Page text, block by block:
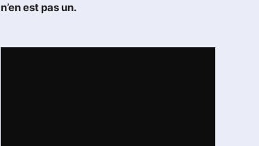
n’en est pas un.